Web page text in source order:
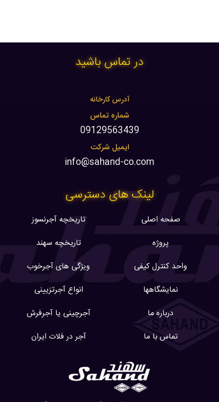
در تماس باشید
آدرس کارخانه
شماره تماس
09129563439
ایمیل شرکت
info@sahand-co.com
لینک های دسترسی
تاریخچه آجرنسوز
تاریخچه سهند
ویژگی های آجرخوب
انواع آجرتزیینی
آجرچینی یا آجرفرش
آجر در فلات ایران
صفحه اصلی
پروژه
واحد کنترل کیفی
نمایشگاهها
درباره ما
تماس با ما